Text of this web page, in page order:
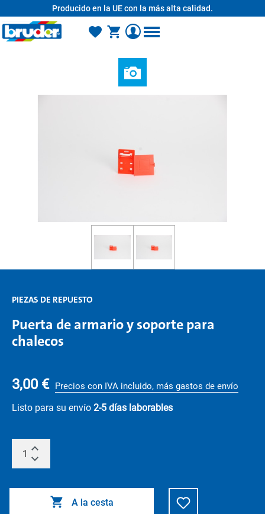
Producido en la UE con la más alta calidad.
PIEZAS DE REPUESTO
Puerta de armario y soporte para
chalecos
3,00 € Precios con IVA incluido, más gastos de envío
Listo para su envío 2-5 días laborables
A la cesta